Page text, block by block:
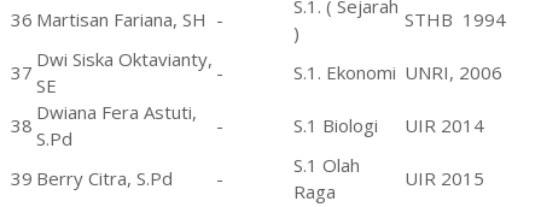
36 Martisan Fariana, SH -
S.1. ( Sejarah
)
STHB 1994
37
Dwi Siska Oktavianty,
SE
- S.1. Ekonomi UNRI, 2006
38
Dwiana Fera Astuti,
S.Pd
- S.1 Biologi UIR 2014
39 Berry Citra, S.Pd -
S.1 Olah
Raga
UIR 2015